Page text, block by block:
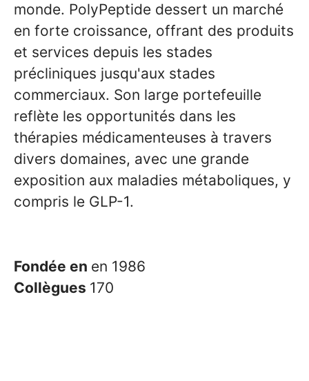
monde. PolyPeptide dessert un marché
en forte croissance, offrant des produits
et services depuis les stades
précliniques jusqu'aux stades
commerciaux. Son large portefeuille
reflète les opportunités dans les
thérapies médicamenteuses à travers
divers domaines, avec une grande
exposition aux maladies métaboliques, y
compris le GLP-1.
Fondée en en 1986
Collègues 170